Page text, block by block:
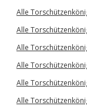
Alle
Alle
Alle
Alle
Alle
Alle